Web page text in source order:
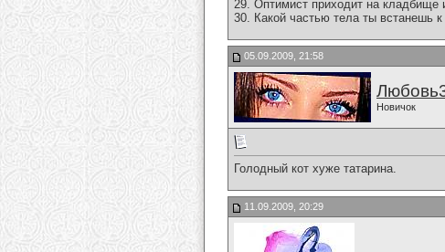
29. Оптимист приходит на
30. Какой частью тела ты встанешь
05.09.2009, 21:58
Новичок
Голодный кот хуже татарина.
11.09.2009, 20:29